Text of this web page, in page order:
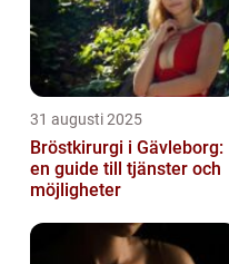
31 augusti 2025
Bröstkirurgi i Gävleborg:
en guide till tjänster och
möjligheter